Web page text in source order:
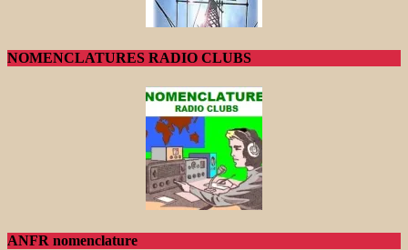
NOMENCLATURES RADIO CLUBS
ANFR nomenclature